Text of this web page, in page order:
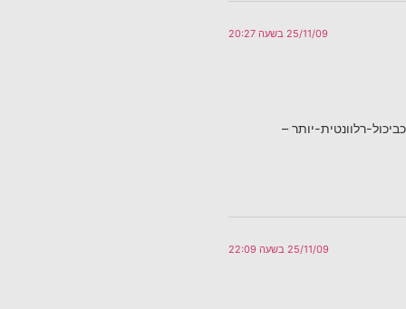
25/11/09 בשעה 20:27
רלוונטית-יותר –
25/11/09 בשעה 22:09